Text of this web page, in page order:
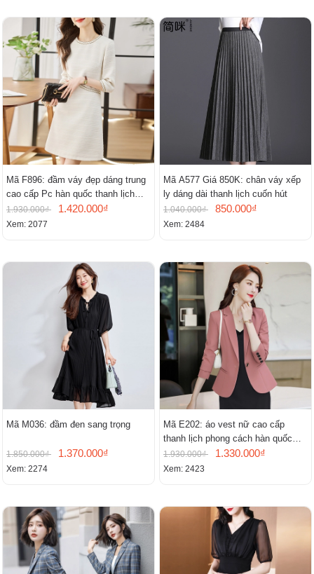
Mã F896: đầm váy đẹp dáng trung
cao cấp Pc hàn quốc thanh lịch
mới
1.930.000₫ 1.420.000₫
Xem: 2077
Mã A577 Giá 850K: chân váy xếp
ly dáng dài thanh lịch cuốn hút
1.040.000₫ 850.000₫
Xem: 2484
Mã M036: đầm đen sang trọng
1.850.000₫ 1.370.000₫
Xem: 2274
Mã E202: áo vest nữ cao cấp
thanh lịch phong cách hàn quốc
mới
1.930.000₫ 1.330.000₫
Xem: 2423